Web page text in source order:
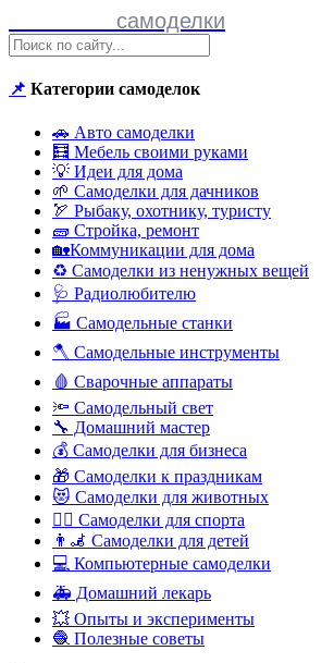
самоделки
📌 Категории самоделок
🚗 Авто самоделки
🧮 Мебель своими руками
💡 Идеи для дома
🌱 Самоделки для дачников
🏹 Рыбаку, охотнику, туристу
🧱 Стройка, ремонт
🏡Коммуникации для дома
♻ Самоделки из ненужных вещей
🩺 Радиолюбителю
🏭 Самодельные станки
🪓 Самодельные инструменты
🩸 Сварочные аппараты
🔦 Самодельный свет
🔧 Домашний мастер
💰 Самоделки для бизнеса
🎁 Самоделки к праздникам
😻 Самоделки для животных
🏋️‍♀️ Самоделки для спорта
👨‍🦼 Самоделки для детей
💻 Компьютерные самоделки
🚑 Домашний лекарь
💥 Опыты и эксперименты
🧶 Полезные советы